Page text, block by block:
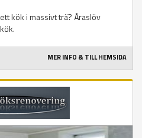
kök i massivt trä? Åraslöv
MER INFO & TILL HEMSIDA